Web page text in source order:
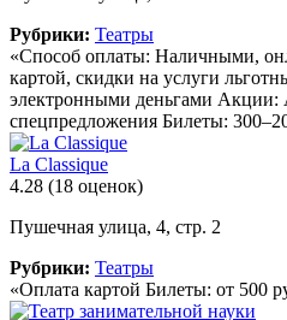
Рубрики: Театры
«Способ оплаты: Наличными,
картой, скидки на услуги
электронными деньгами Акции:
спецпредложения Билеты:
La Classique
4.28 (18 оценок)
Пушечная улица, 4, стр. 2
Рубрики: Театры
«Оплата картой Билеты: от 500